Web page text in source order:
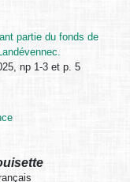
partie du fonds de
np 1-3 et p. 5